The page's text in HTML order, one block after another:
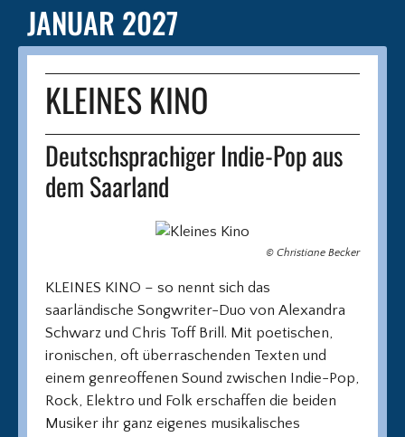
JANUAR 2027
KLEINES KINO
Deutschsprachiger Indie-Pop aus
dem Saarland
© Christiane Becker
KLEINES KINO – so nennt sich das
saarländische Songwriter-Duo von Alexandra
Schwarz und Chris Toff Brill. Mit poetischen,
ironischen, oft überraschenden Texten und
einem genreoffenen Sound zwischen Indie-Pop,
Rock, Elektro und Folk erschaffen die beiden
Musiker ihr ganz eigenes musikalisches